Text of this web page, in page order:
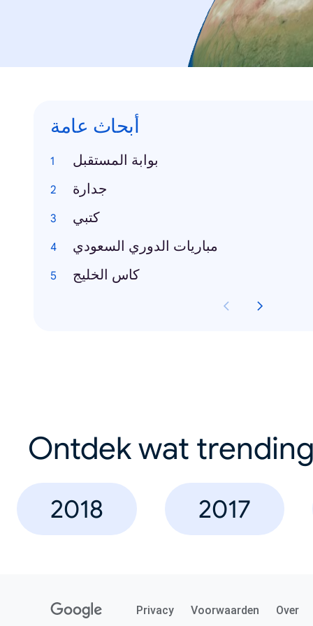
أبحاث عامة
بوابة المستقبل
جدارة
كتبي
مباريات الدوري السعودي
كاس الخليج
Ontdek wat
2018 2017
Privacy Voorwaarden Over